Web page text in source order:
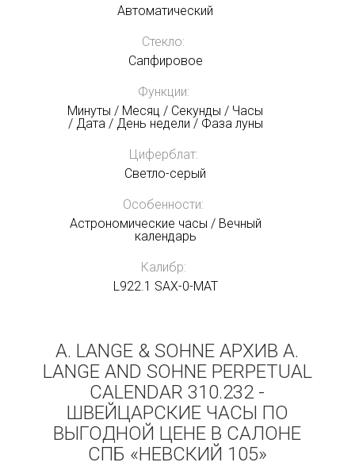
Автоматический
Стекло:
Сапфировое
Функции:
Минуты / Месяц / Секунды / Часы
/ Дата / День недели / Фаза луны
Циферблат:
Светло-серый
Особенности:
Астрономические часы / Вечный
календарь
Калибр:
L922.1 SAX-0-MAT
A. LANGE & SOHNE АРХИВ A.
LANGE AND SOHNE PERPETUAL
CALENDAR 310.232 -
ШВЕЙЦАРСКИЕ ЧАСЫ ПО
ВЫГОДНОЙ ЦЕНЕ В САЛОНЕ
СПБ «НЕВСКИЙ 105»